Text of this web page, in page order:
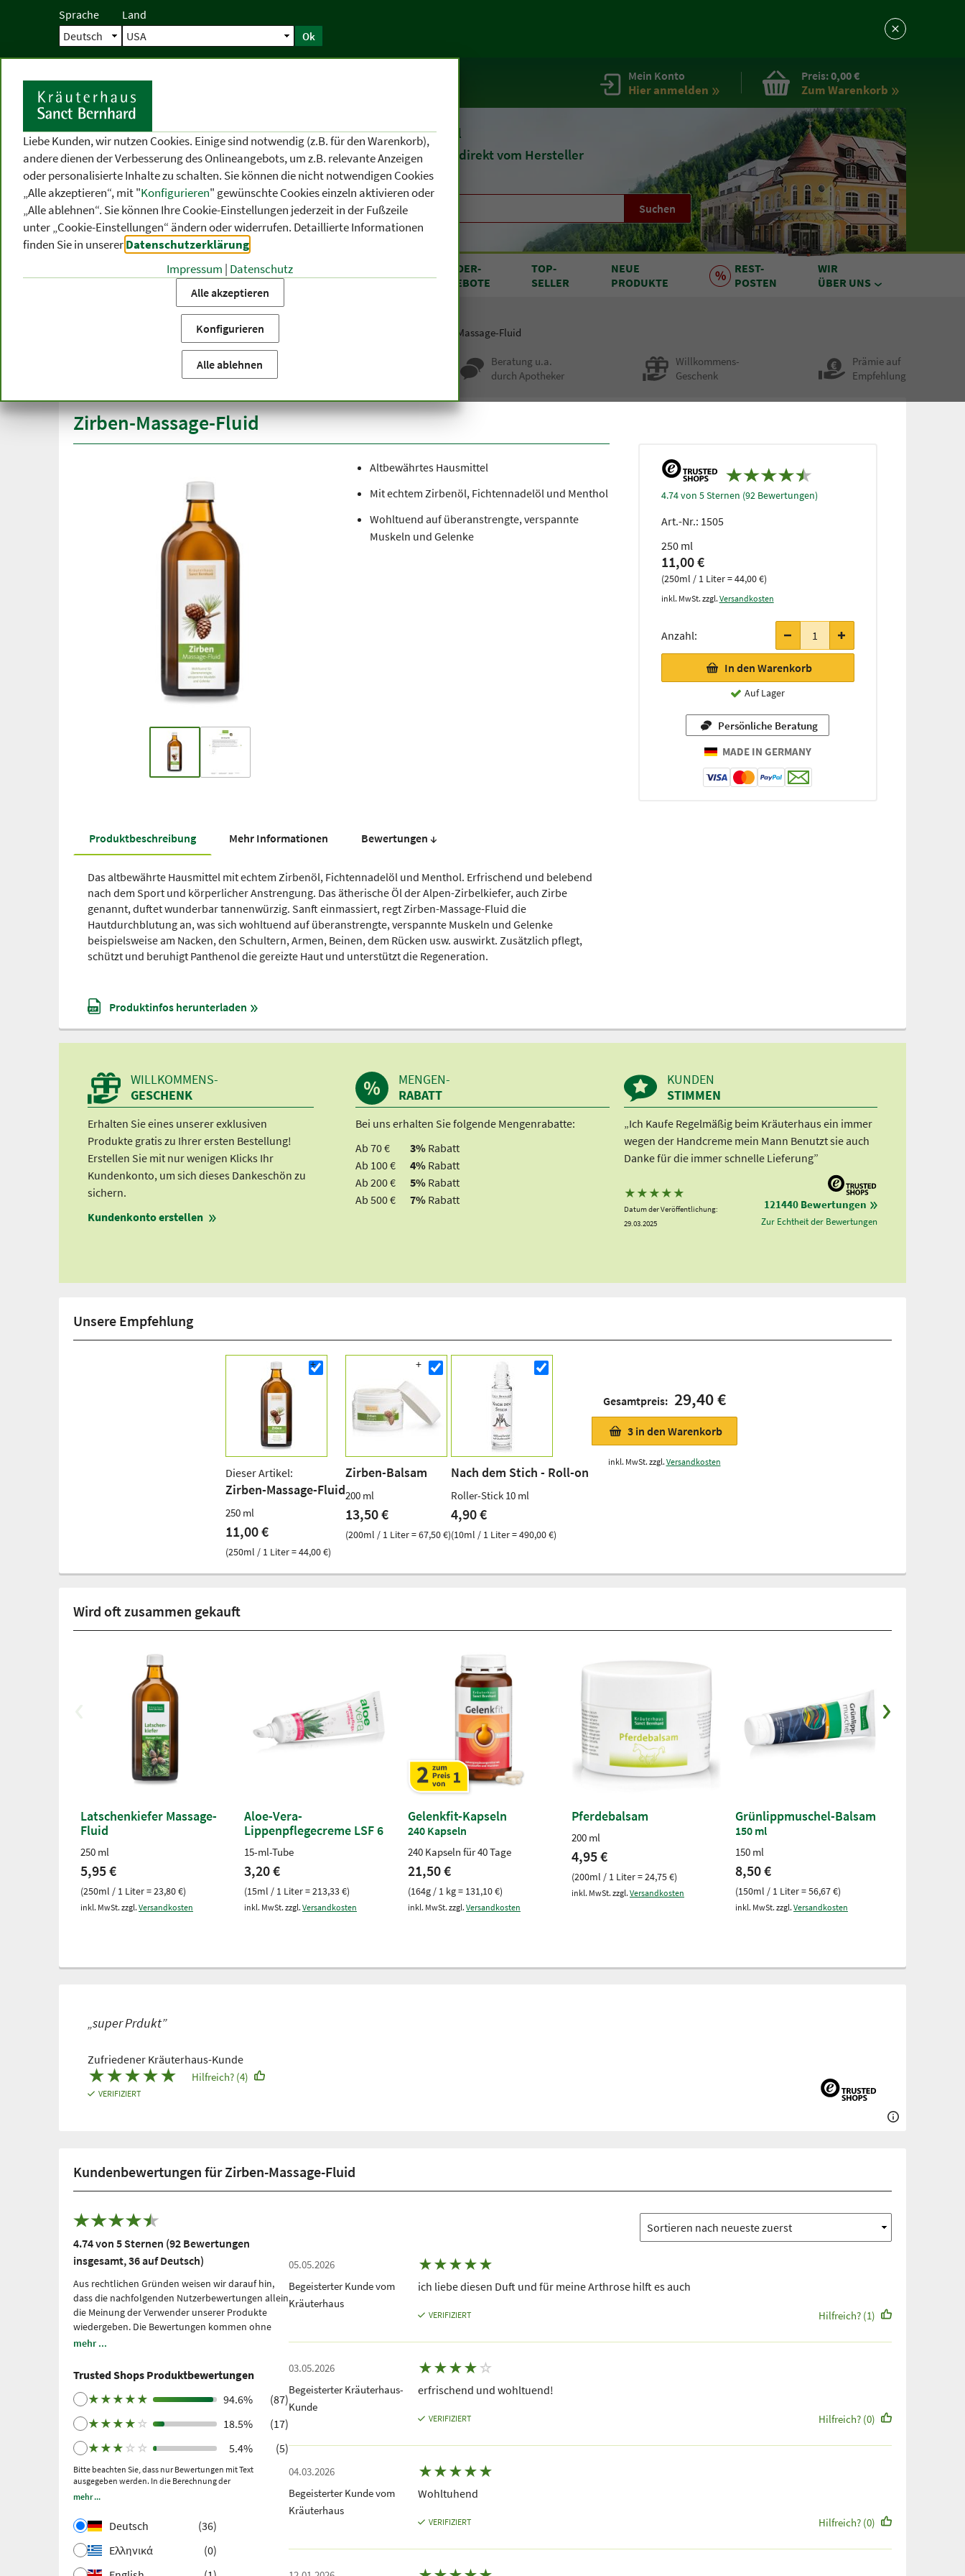
Sprache Land
Ok
Startseite Mein Konto
Hier anmelden
Preis:0,00 €
Zum Warenkorb
Seit 1903Naturheilmittel
undKosmetik direkt vom Hersteller
Suchen
KATEGORIEN
THEMEN-
BEREICHE
VON A BIS Z
SONDER-
ANGEBOTE
TOP-
SELLER
NEUE
PRODUKTE
REST-
POSTEN
WIR
ÜBER UNS
Startseite Produktkategorien
Zirben-Massage-Fluid
Beratung u.a.
durch Apotheker
Willkommens-
Geschenk
Prämie auf
Empfehlung
Zirben-Massage-Fluid
4.74 von 5 Sternen (92 Bewertungen)
Art.-Nr.: 1505
250 ml
11,00 €
(250ml / 1 Liter = 44,00 €)
inkl. MwSt. zzgl. Versandkosten
Anzahl:
In den Warenkorb
Auf Lager
Persönliche Beratung
Altbewährtes Hausmittel
Mit echtem Zirbenöl, Fichtennadelöl und Menthol
Wohltuend auf überanstrengte, verspannte
Muskeln und Gelenke
Produkt­beschreibung Mehr Informationen Bewer­tungen ↓
Das altbewährte Hausmittel mit echtem Zirbenöl, Fichtennadelöl und Menthol. Erfrischend und belebend
nach dem Sport und körperlicher Anstrengung. Das ätherische Öl der Alpen-Zirbelkiefer, auch Zirbe
genannt, duftet wunderbar tannenwürzig. Sanft einmassiert, regt Zirben-Massage-Fluid die
Hautdurchblutung an, was sich wohltuend auf überanstrengte, verspannte Muskeln und Gelenke
beispielsweise am Nacken, den Schultern, Armen, Beinen, dem Rücken usw. auswirkt. Zusätzlich pflegt,
schützt und beruhigt Panthenol die gereizte Haut und unterstützt die Regeneration.
Produktinfos herunterladen
Unsere Empfehlung
Dieser Artikel:
Zirben-Massage-Fluid
250 ml
11,00 €
(250ml / 1 Liter = 44,00 €)
Zirben-Balsam
200 ml
13,50 €
(200ml / 1 Liter = 67,50 €)
Nach dem Stich - Roll-on
Roller-Stick 10 ml
4,90 €
(10ml / 1 Liter = 490,00 €)
Gesamtpreis: 29,40 €
3 in den Warenkorb
inkl. MwSt. zzgl. Versandkosten
Wird oft zusammen gekauft
Latschenkiefer Massage-
Fluid
250 ml
5,95 €
(250ml / 1 Liter = 23,80 €)
inkl. MwSt. zzgl. Versandkosten
Aloe-Vera-
Lippenpflegecreme LSF 6
15-ml-Tube
3,20 €
(15ml / 1 Liter = 213,33 €)
inkl. MwSt. zzgl. Versandkosten
Gelenkfit-Kapseln
240 Kapseln
240 Kapseln für 40 Tage
21,50 €
(164g / 1 kg = 131,10 €)
inkl. MwSt. zzgl. Versandkosten
Pferdebalsam
200 ml
4,95 €
(200ml / 1 Liter = 24,75 €)
inkl. MwSt. zzgl. Versandkosten
Grünlippmuschel-Balsam
150 ml
150 ml
8,50 €
(150ml / 1 Liter = 56,67 €)
inkl. MwSt. zzgl. Versandkosten
„super Prdukt”
Zufriedener Kräuterhaus-Kunde
★★★★★
VERIFIZIERT
Hilfreich? (4)
Kundenbewertungen für Zirben-Massage-Fluid
4.74 von 5 Sternen (92 Bewertungen
insgesamt, 36 auf Deutsch)
Aus rechtlichen Gründen weisen wir darauf hin,
dass die nachfolgenden Nutzerbewertungen allein
die Meinung der Verwender unserer Produkte
wiedergeben. Die Bewertungen kommen ohne
unsere Einflussnahme zustande, wir geben sie
sie uns zu eigen zu machen. Bitte beachten Sie: Es
handelt sich um persönliche, individuelle
Erfahrungen, welche nicht durch Studien belegt
Dienstleister seit 2021 für die Einholung von
Bewertungen. Trusted Shops hat Maßnahmen
getroffen, um sicherzustellen, dass es sich um
echte Bewertungen handelt.Mehr Informationen
Ältere Bewertungen wurden über Trustpilot nach
einem getätigten Kauf und anschließender
mehr ...
Trusted Shops Produktbewertungen
★ ★ ★ ★ ★ 94.6%
(87)
★ ★ ★ ★ ☆ 18.5%
(17)
★ ★ ★ ☆ ☆ 5.4% (5)
Bitte beachten Sie, dass nur Bewertungen mit Text
ausgegeben werden. In die Berechnung der
Gesamtbewertung fließen auch Sternebewertungen ohne
mehr ...
Deutsch
(36)
Ελληνικά
(0)
05.05.2026
Begeisterter Kunde vom
Kräuterhaus
★★★★★
ich liebe diesen Duft und für meine Arthrose hilft es auch
VERIFIZIERT Hilfreich? (1)
03.05.2026
Begeisterter Kräuterhaus-
Kunde
★★★★ ☆
erfrischend und wohltuend!
VERIFIZIERT Hilfreich? (0)
04.03.2026
Begeisterter Kunde vom
Kräuterhaus
★★★★★
Wohltuhend
VERIFIZIERT Hilfreich? (0)
WILLKOMMENS-
GESCHENK
Erhalten Sie eines unserer exklusiven
Produkte gratis zu Ihrer ersten Bestellung!
Erstellen Sie mit nur wenigen Klicks Ihr
Kundenkonto, um sich dieses Dankeschön zu
sichern.
Kundenkonto erstellen
MENGEN-
RABATT
Bei uns erhalten Sie folgende Mengenrabatte:
Ab 70 €
3% Rabatt
Ab 100 €
4% Rabatt
Ab 200 €
5% Rabatt
Ab 500 €
7% Rabatt
KUNDEN
STIMMEN
„Ich Kaufe Regelmäßig beim Kräuterhaus ein immer
wegen der Handcreme mein Mann Benutzt sie auch
Danke für die immer schnelle Lieferung”
★ ★ ★ ★ ★
Datum der Veröffentlichung:
29.03.2025
121440 Bewertungen
Zur Echtheit der Bewertungen
Liebe Kunden, wir nutzen Cookies. Einige sind notwendig (z.B. für den Warenkorb),
andere dienen der Verbesserung des Onlineangebots, um z.B. relevante Anzeigen
oder personalisierte Inhalte zu schalten. Sie können die nicht notwendigen Cookies
„Alle akzeptieren“, mit "Konfigurieren" gewünschte Cookies einzeln aktivieren oder
„Alle ablehnen“. Sie können Ihre Cookie-Einstellungen jederzeit in der Fußzeile
unter „Cookie-Einstellungen“ ändern oder widerrufen. Detaillierte Informationen
finden Sie in unsererDatenschutzerklärung
Impressum | Datenschutz
Alle akzeptieren
Konfigurieren
Alle ablehnen